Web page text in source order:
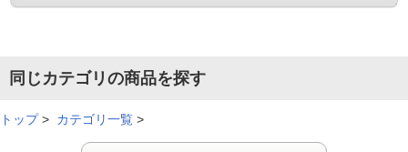
同じカテゴリの商品を探す
トップ> カテゴリ一覧 >